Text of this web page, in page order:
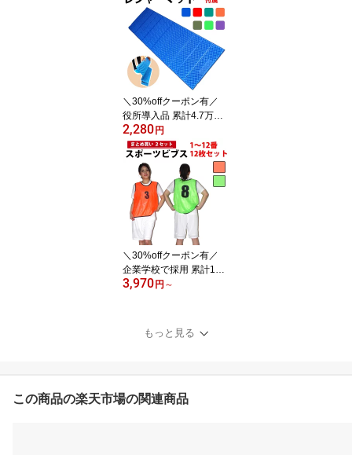
クストレッチャー 首KoK
oくん 正規品/12ヶ月保証
マッサージ クッション
枕 肩 首 目 疲れ こり 首
ストレッチャー
＼30%offクーポン有／
役所導入品 累計4.7万枚
突破 楽天1位 レジャーシ
ート 収納袋付 超厚手 折
り畳み クッション 防水
超軽量 断熱 ロングサイ
ズ レジャーマット 20mm
XPE 正規品/12ヶ月保証
おしゃれ キャンプ アウ
トドア 花見 花火 運動会
海 BBQ 山 登山
2,280円
＼30%offクーポン有／
企業学校で採用 累計17.4
万枚突破 楽天1位 スポー
証 ゼッケン ウェア 大人
用 大きいサイズ ジュニ
生地
3,970円 ～
もっと見る
この商品の楽天市場の関連商品